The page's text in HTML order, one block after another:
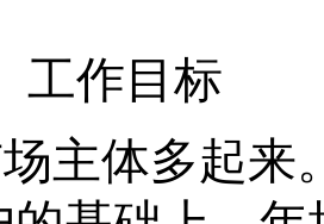
工作目标
主体多起来